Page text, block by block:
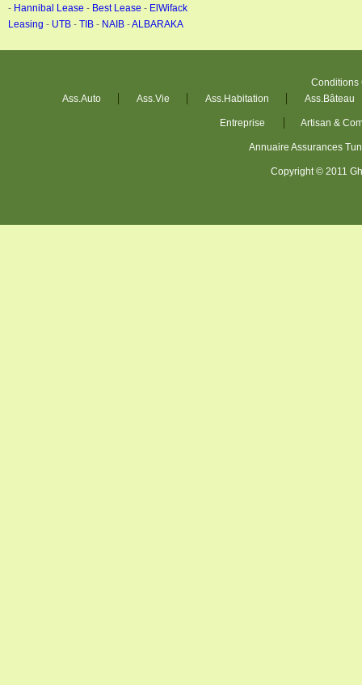
- Hannibal Lease - Best Lease - ElWifack
Leasing - UTB - TIB - NAIB -ALBARAKA
Conditions
Ass.Auto
Ass.Vie Ass.Habitation Ass.Bâteau
Entreprise Artisan &
Annuaire Assurances
Copyright © 2011